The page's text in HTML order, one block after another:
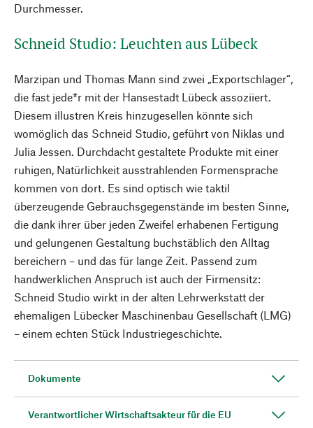
Durchmesser.
Schneid Studio: Leuchten aus Lübeck
Marzipan und Thomas Mann sind zwei „Exportschlager“,
die fast jede*r mit der Hansestadt Lübeck assoziiert.
Diesem illustren Kreis hinzugesellen könnte sich
womöglich das Schneid Studio, geführt von Niklas und
Julia Jessen. Durchdacht gestaltete Produkte mit einer
ruhigen, Natürlichkeit ausstrahlenden Formensprache
kommen von dort. Es sind optisch wie taktil
überzeugende Gebrauchsgegenstände im besten Sinne,
die dank ihrer über jeden Zweifel erhabenen Fertigung
und gelungenen Gestaltung buchstäblich den Alltag
bereichern – und das für lange Zeit. Passend zum
handwerklichen Anspruch ist auch der Firmensitz:
Schneid Studio wirkt in der alten Lehrwerkstatt der
ehemaligen Lübecker Maschinenbau Gesellschaft (LMG)
– einem echten Stück Industriegeschichte.
Dokumente
Verantwortlicher Wirtschaftsakteur für die EU